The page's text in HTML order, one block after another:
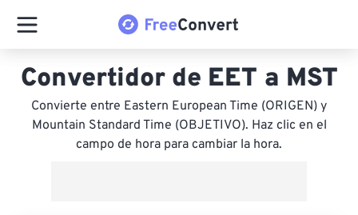
Convertidor de EET a MST
Convierte entre Eastern European Time (ORIGEN) y
Mountain Standard Time (OBJETIVO). Haz clic en el
campo de hora para cambiar la hora.